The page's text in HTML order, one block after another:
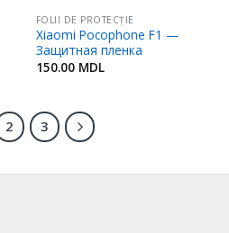
FOLII DE PROTECŢIE
Xiaomi Pocophone F1 —
Защитная пленка
150.00 MDL
2 3